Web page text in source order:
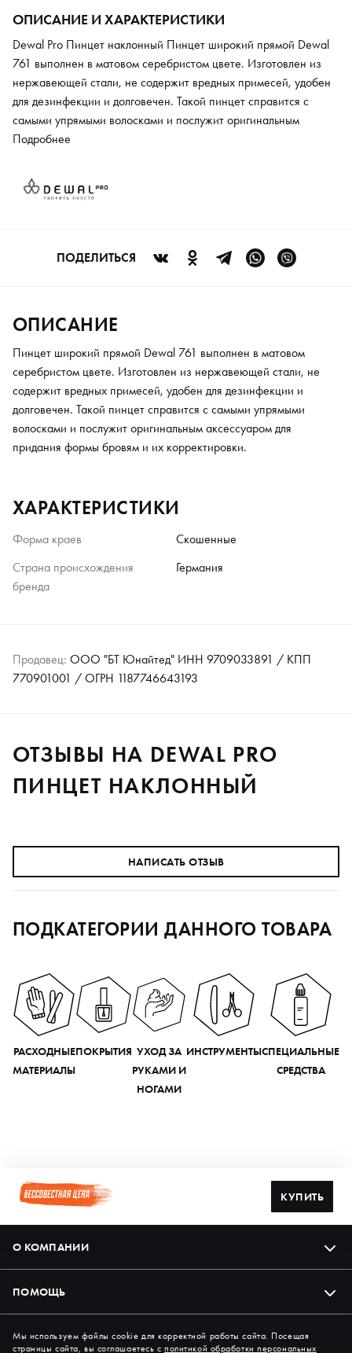
ОПИСАНИЕ И ХАРАКТЕРИСТИКИ
Dewal Pro Пинцет наклонный Пинцет широкий прямой Dewal
761 выполнен в матовом серебристом цвете. Изготовлен из
нержавеющей стали, не содержит вредных примесей, удобен
для дезинфекции и долговечен. Такой пинцет справится с
самыми упрямыми волосками и послужит оригинальным
аксессуаром для придания формы бровям и их корректировки.
Подробнее
ПОДЕЛИТЬСЯ
ОПИСАНИЕ
Пинцет широкий прямой Dewal 761 выполнен в матовом
серебристом цвете. Изготовлен из нержавеющей стали, не
содержит вредных примесей, удобен для дезинфекции и
долговечен. Такой пинцет справится с самыми упрямыми
волосками и послужит оригинальным аксессуаром для
придания формы бровям и их корректировки.
ХАРАКТЕРИСТИКИ
Форма краев
Скошенные
Страна происхождения
бренда
Германия
Продавец: ООО "БТ Юнайтед" ИНН 9709033891 / КПП
770901001 / ОГРН 1187746643193
ОТЗЫВЫ НА DEWAL PRO
ПИНЦЕТ НАКЛОННЫЙ
НАПИСАТЬ ОТЗЫВ
ПОДКАТЕГОРИИ ДАННОГО ТОВАРА
РАСХОДНЫЕ
МАТЕРИАЛЫ
ПОКРЫТИЯ УХОД ЗА
РУКАМИ И
НОГАМИ
ИНСТРУМЕНТЫСПЕЦИАЛЬНЫЕ
СРЕДСТВА
КУПИТЬ
О КОМПАНИИ
ПОМОЩЬ
Подпишись на нас в соцсетях
Мы используем файлы cookie для корректной работы сайта. Посещая
страницы сайта, вы соглашаетесь сполитикой обработки персональных